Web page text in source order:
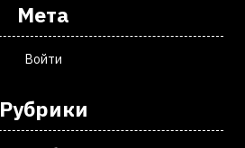
Мета
Войти
Рубрики